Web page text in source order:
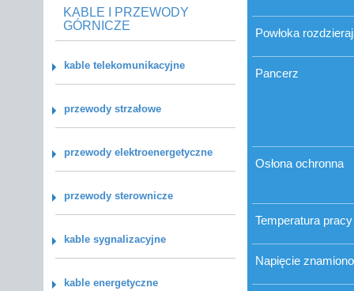
KABLE I PRZEWODY
GÓRNICZE
kable telekomunikacyjne
przewody strzałowe
przewody elektroenergetyczne
przewody sterownicze
kable sygnalizacyjne
kable energetyczne
Powłoka
Pancerz
Osłona ochronna
Temperatura pracy
Napięcie